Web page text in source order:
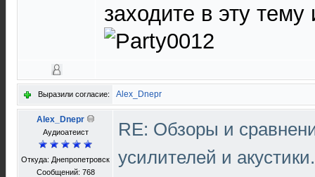
заходите в эту тему
Выразили согласие: Alex_Dnepr
Alex_Dnepr
Aудиоатеист
Откуда: Днепропетровск
Сообщений: 768
RE: Обзоры и
усилителей и